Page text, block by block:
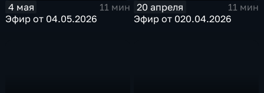
4 мая
11 мин
Эфир от 04.05.2026
20 апреля
11 мин
Эфир от 020.04.2026